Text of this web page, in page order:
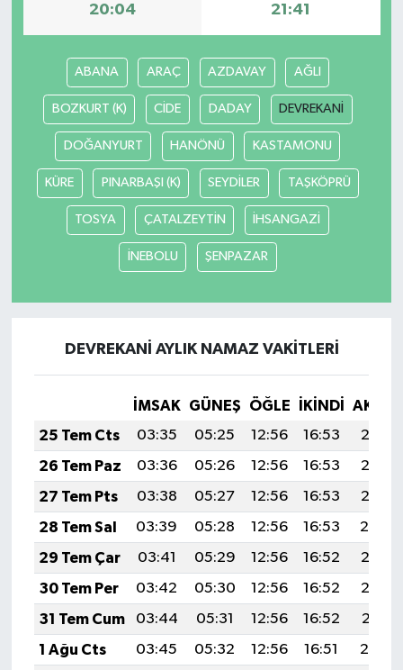
20:04 21:41
ABANA ARAÇ AZDAVAY AĞLI
BOZKURT (K) CİDE DADAY DEVREKANİ
DOĞANYURT HANÖNÜ KASTAMONU
KÜRE PINARBAŞI (K) SEYDİLER TAŞKÖPRÜ
TOSYA ÇATALZEYTİN İHSANGAZİ
İNEBOLU ŞENPAZAR
DEVREKANİ AYLIK NAMAZ VAKITLERI
İMSAK GÜNEŞ ÖĞLE İKINDI
25 Tem Cts
03:35 05:25 12:56 16:53
20:17
26 Tem Paz
03:36 05:26 12:56 16:53
20:16
27 Tem Pts
03:38 05:27 12:56 16:53
20:15
28 Tem Sal
03:39 05:28 12:56 16:53
20:14
29 Tem Çar
03:41 05:29 12:56 16:52
20:13
30 Tem Per
03:42 05:30 12:56 16:52
20:12
31 Tem Cum
03:44 05:31 12:56 16:52
20:11
1 Ağu Cts
03:45 05:32 12:56 16:51
20:10
Spor
Tarım ve Ekonomi
Teknoloji
Ulusal
Yaşam